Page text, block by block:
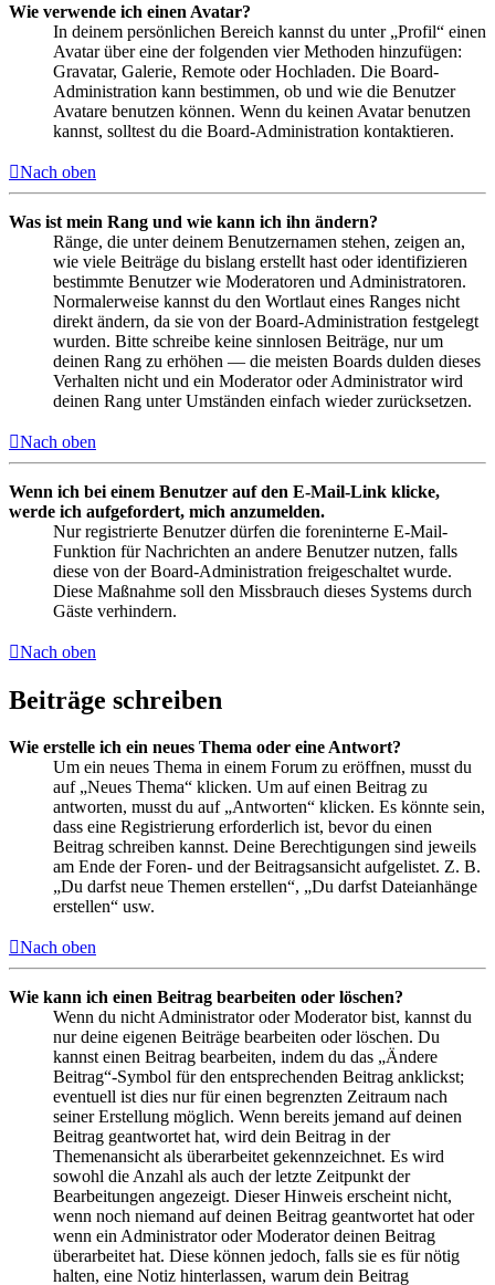
Wie verwende ich einen Avatar?
In deinem persönlichen Bereich kannst du unter „Profil“ einen
Avatar über eine der folgenden vier Methoden hinzufügen:
Gravatar, Galerie, Remote oder Hochladen. Die Board-
Administration kann bestimmen, ob und wie die Benutzer
Avatare benutzen können. Wenn du keinen Avatar benutzen
kannst, solltest du die Board-Administration kontaktieren.
Nach oben
Was ist mein Rang und wie kann ich ihn ändern?
Ränge, die unter deinem Benutzernamen stehen, zeigen an,
wie viele Beiträge du bislang erstellt hast oder identifizieren
bestimmte Benutzer wie Moderatoren und Administratoren.
Normalerweise kannst du den Wortlaut eines Ranges nicht
direkt ändern, da sie von der Board-Administration festgelegt
wurden. Bitte schreibe keine sinnlosen Beiträge, nur um
deinen Rang zu erhöhen — die meisten Boards dulden dieses
Verhalten nicht und ein Moderator oder Administrator wird
deinen Rang unter Umständen einfach wieder zurücksetzen.
Nach oben
Wenn ich bei einem Benutzer auf den E-Mail-Link klicke,
werde ich aufgefordert, mich anzumelden.
Nur registrierte Benutzer dürfen die foreninterne E-Mail-
Funktion für Nachrichten an andere Benutzer nutzen, falls
diese von der Board-Administration freigeschaltet wurde.
Diese Maßnahme soll den Missbrauch dieses Systems durch
Gäste verhindern.
Nach oben
Beiträge schreiben
Wie erstelle ich ein neues Thema oder eine Antwort?
Um ein neues Thema in einem Forum zu eröffnen, musst du
auf „Neues Thema“ klicken. Um auf einen Beitrag zu
antworten, musst du auf „Antworten“ klicken. Es könnte sein,
dass eine Registrierung erforderlich ist, bevor du einen
Beitrag schreiben kannst. Deine Berechtigungen sind jeweils
am Ende der Foren- und der Beitragsansicht aufgelistet. Z. B.
„Du darfst neue Themen erstellen“, „Du darfst Dateianhänge
erstellen“ usw.
Nach oben
Wie kann ich einen Beitrag bearbeiten oder löschen?
Wenn du nicht Administrator oder Moderator bist, kannst du
nur deine eigenen Beiträge bearbeiten oder löschen. Du
kannst einen Beitrag bearbeiten, indem du das „Ändere
Beitrag“-Symbol für den entsprechenden Beitrag anklickst;
eventuell ist dies nur für einen begrenzten Zeitraum nach
seiner Erstellung möglich. Wenn bereits jemand auf deinen
Beitrag geantwortet hat, wird dein Beitrag in der
Themenansicht als überarbeitet gekennzeichnet. Es wird
sowohl die Anzahl als auch der letzte Zeitpunkt der
Bearbeitungen angezeigt. Dieser Hinweis erscheint nicht,
wenn noch niemand auf deinen Beitrag geantwortet hat oder
wenn ein Administrator oder Moderator deinen Beitrag
überarbeitet hat. Diese können jedoch, falls sie es für nötig
halten, eine Notiz hinterlassen, warum dein Beitrag